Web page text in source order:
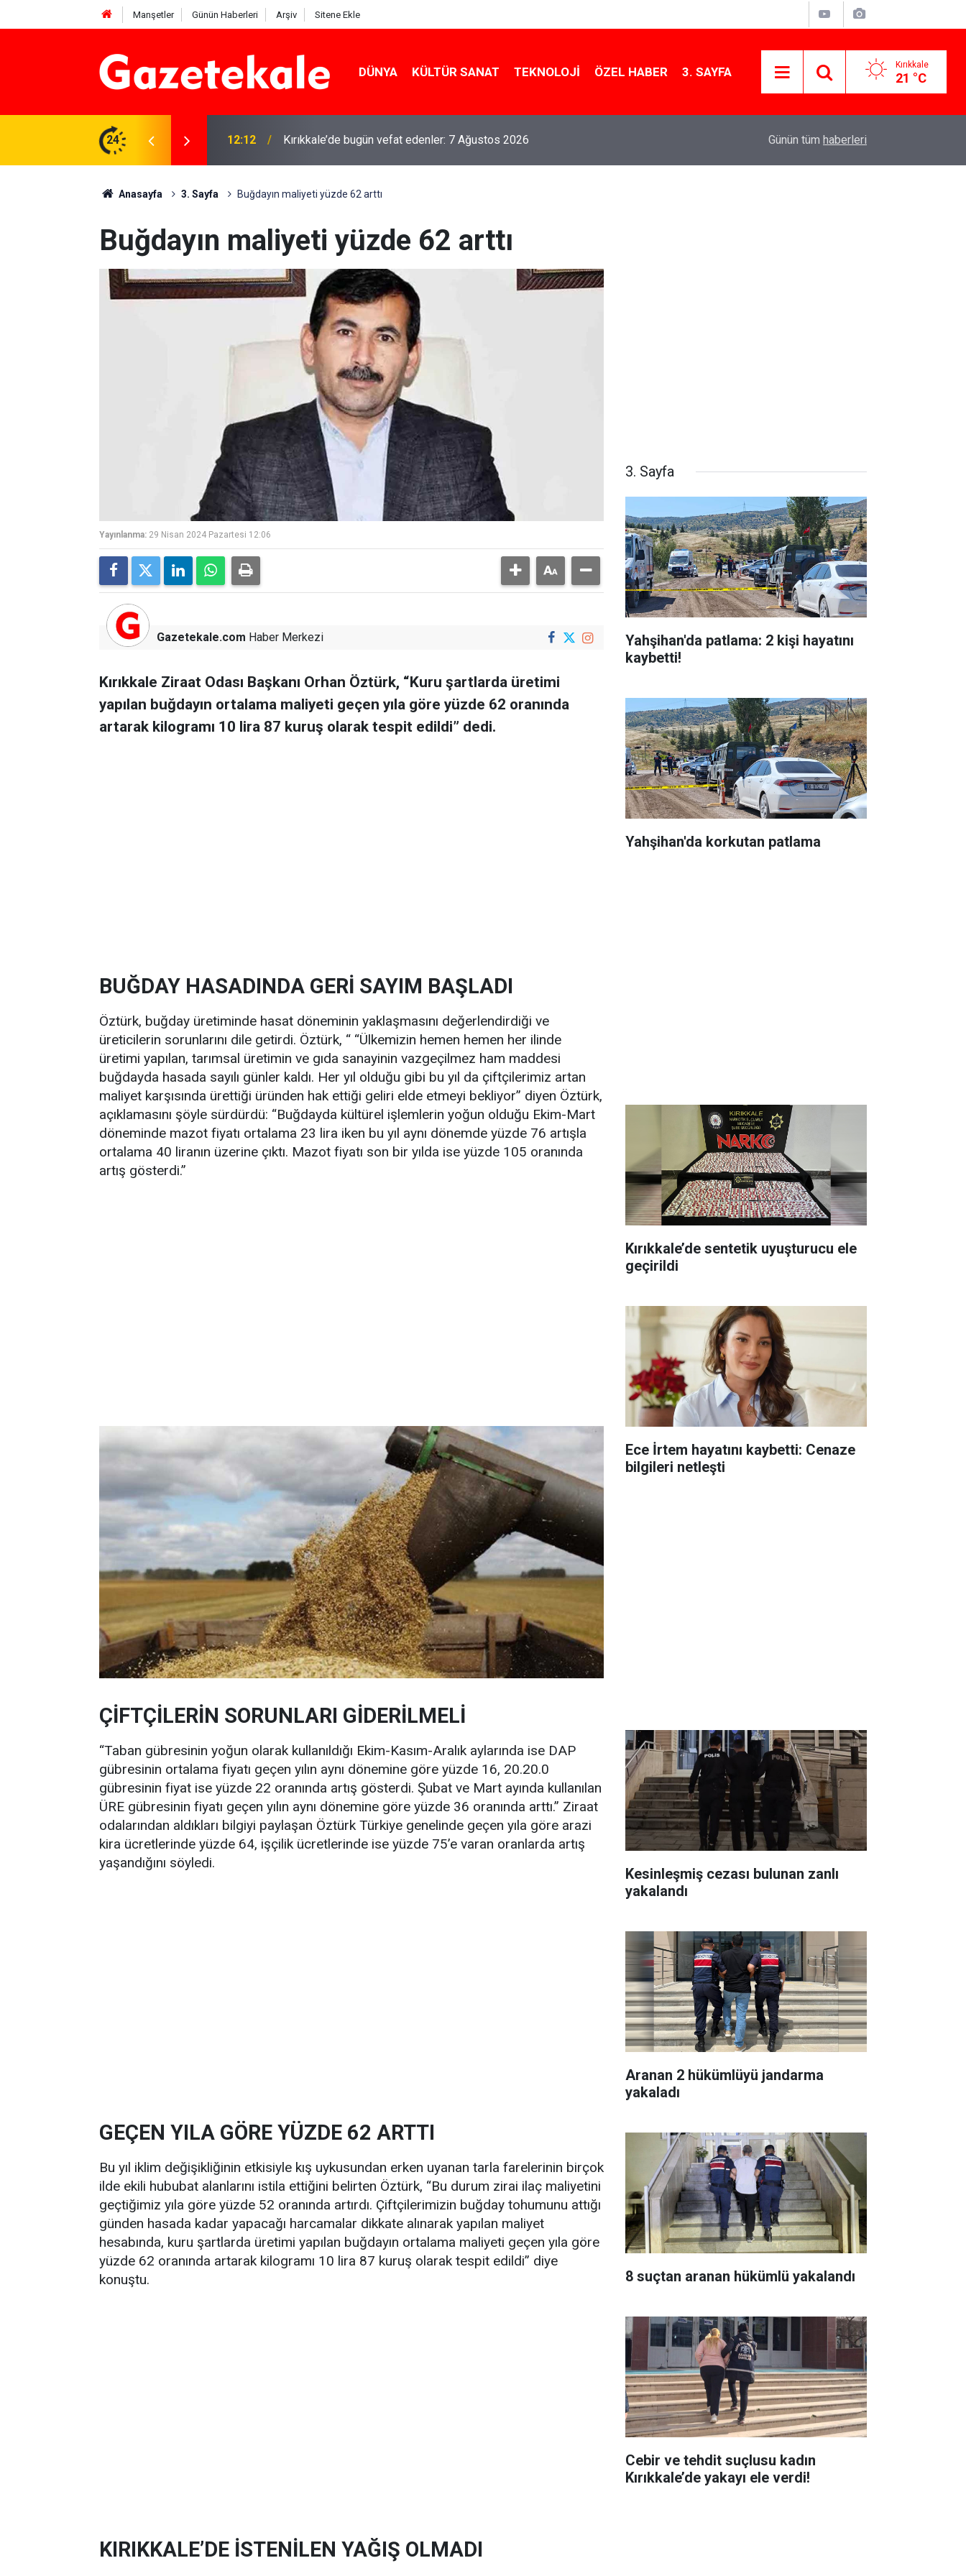
Manşetler Günün Haberleri Arşiv Sitene Ekle
DÜNYA KÜLTÜR SANAT TEKNOLOJI ÖZEL HABER 3. SAYFA Kırıkkale
21 °C
24
karşı denetimler artırıldı 12:12 Kırıkkale’de bugün vefat edenler: 7 Ağustos 2026 MKE’nin Yerli Savunma Teknolojileri Dünya
Günün tüm haberleri
Anasayfa 3. Sayfa Buğdayın maliyeti yüzde 62 arttı
Buğdayın maliyeti yüzde 62 arttı
Yayınlanma: 29 Nisan 2024 Pazartesi 12:06
Gazetekale.com Haber Merkezi
Kırıkkale Ziraat Odası Başkanı Orhan Öztürk, “Kuru şartlarda üretimi
yapılan buğdayın ortalama maliyeti geçen yıla göre yüzde 62 oranında
artarak kilogramı 10 lira 87 kuruş olarak tespit edildi” dedi.
BUĞDAY HASADINDA GERİ SAYIM BAŞLADI
Öztürk, buğday üretiminde hasat döneminin yaklaşmasını değerlendirdiği ve
üreticilerin sorunlarını dile getirdi. Öztürk, “ “Ülkemizin hemen hemen her ilinde
üretimi yapılan, tarımsal üretimin ve gıda sanayinin vazgeçilmez ham maddesi
buğdayda hasada sayılı günler kaldı. Her yıl olduğu gibi bu yıl da çiftçilerimiz artan
maliyet karşısında ürettiği üründen hak ettiği geliri elde etmeyi bekliyor” diyen Öztürk,
açıklamasını şöyle sürdürdü: “Buğdayda kültürel işlemlerin yoğun olduğu Ekim-Mart
döneminde mazot fiyatı ortalama 23 lira iken bu yıl aynı dönemde yüzde 76 artışla
ortalama 40 liranın üzerine çıktı. Mazot fiyatı son bir yılda ise yüzde 105 oranında
artış gösterdi.”
ÇİFTÇİLERİN SORUNLARI GİDERİLMELİ
“Taban gübresinin yoğun olarak kullanıldığı Ekim-Kasım-Aralık aylarında ise DAP
gübresinin ortalama fiyatı geçen yılın aynı dönemine göre yüzde 16, 20.20.0
gübresinin fiyat ise yüzde 22 oranında artış gösterdi. Şubat ve Mart ayında kullanılan
ÜRE gübresinin fiyatı geçen yılın aynı dönemine göre yüzde 36 oranında arttı.” Ziraat
odalarından aldıkları bilgiyi paylaşan Öztürk Türkiye genelinde geçen yıla göre arazi
kira ücretlerinde yüzde 64, işçilik ücretlerinde ise yüzde 75’e varan oranlarda artış
yaşandığını söyledi.
GEÇEN YILA GÖRE YÜZDE 62 ARTTI
Bu yıl iklim değişikliğinin etkisiyle kış uykusundan erken uyanan tarla farelerinin birçok
ilde ekili hububat alanlarını istila ettiğini belirten Öztürk, “Bu durum zirai ilaç maliyetini
geçtiğimiz yıla göre yüzde 52 oranında artırdı. Çiftçilerimizin buğday tohumunu attığı
günden hasada kadar yapacağı harcamalar dikkate alınarak yapılan maliyet
hesabında, kuru şartlarda üretimi yapılan buğdayın ortalama maliyeti geçen yıla göre
yüzde 62 oranında artarak kilogramı 10 lira 87 kuruş olarak tespit edildi” diye
konuştu.
KIRIKKALE’DE İSTENİLEN YAĞIŞ OLMADI
3. Sayfa
Yahşihan'da patlama: 2 kişi hayatını
kaybetti!
Yahşihan'da korkutan patlama
Kırıkkale’de sentetik uyuşturucu ele
geçirildi
Ece İrtem hayatını kaybetti: Cenaze
bilgileri netleşti
Kesinleşmiş cezası bulunan zanlı
yakalandı
Aranan 2 hükümlüyü jandarma
yakaladı
8 suçtan aranan hükümlü yakalandı
Cebir ve tehdit suçlusu kadın
Kırıkkale’de yakayı ele verdi!